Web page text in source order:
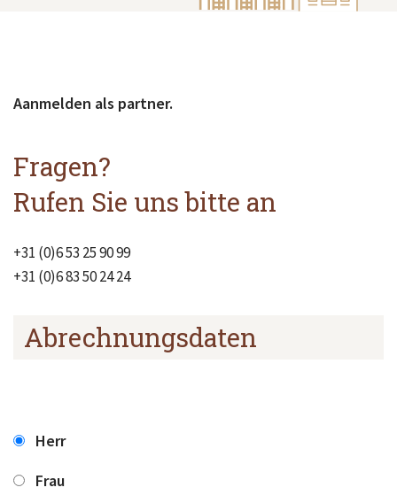
Aanmelden als partner.
Fragen?
Rufen Sie uns bitte an
+31 (0)6 53 25 90 99
+31 (0)6 83 50 24 24
Abrechnungsdaten
Herr
Frau